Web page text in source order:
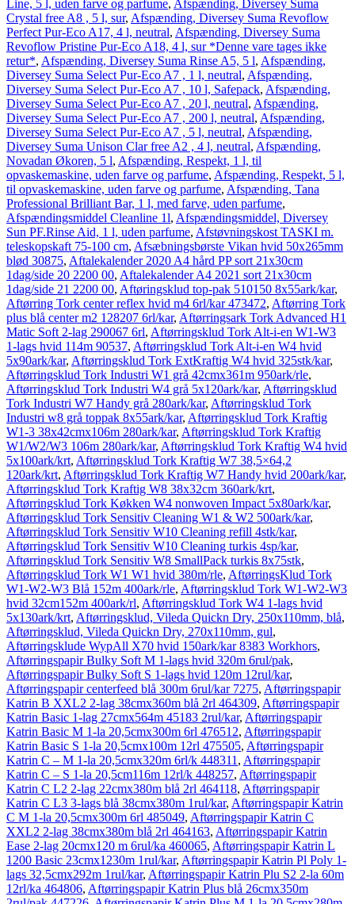
Line, 5 l, uden farve og parfume, Afspænding, Diversey Suma
Crystal free A8 , 5 l, sur, Afspænding, Diversey Suma Revoflow
Perfect Pur-Eco A17, 4 l, neutral, Afspænding, Diversey Suma
Revoflow Pristine Pur-Eco A18, 4 l, sur *Denne vare tages ikke
retur*, Afspænding, Diversey Suma Rinse A5, 5 l, Afspænding,
Diversey Suma Select Pur-Eco A7 , 1 l, neutral, Afspænding,
Diversey Suma Select Pur-Eco A7 , 10 l, Safepack, Afspænding,
Diversey Suma Select Pur-Eco A7 , 20 l, neutral, Afspænding,
Diversey Suma Select Pur-Eco A7 , 200 l, neutral, Afspænding,
Diversey Suma Select Pur-Eco A7 , 5 l, neutral, Afspænding,
Diversey Suma Unison Clar free A2 , 4 l, neutral, Afspænding,
Novadan Økoren, 5 l, Afspænding, Respekt, 1 l, til
opvaskemaskine, uden farve og parfume, Afspænding, Respekt, 5 l,
til opvaskemaskine, uden farve og parfume, Afspænding, Tana
Professional Brilliant Bar, 1 l, med farve, uden parfume,
Afspændingsmiddel Cleanline 1l, Afspændingsmiddel, Diversey
Sun PF.Rinse Aid, 1 l, uden parfume, Afstøvningskost TASKI m.
teleskopskaft 75-100 cm, Afsæbningsbørste Vikan hvid 50x265mm
blød 30875, Aftalekalender 2020 A4 hård PP sort 21x30cm
1dag/side 20 2200 00, Aftalekalender A4 2021 sort 21x30cm
1dag/side 21 2200 00, Aftøringsklud top-pak 510150 8x55ark/kar,
Aftørring Tork center reflex hvid m4 6rl/kar 473472, Aftørring Tork
plus blå center m2 128207 6rl/kar, Aftørringsark Tork Advanced H1
Matic Soft 2-lag 290067 6rl, Aftørringsklud Tork Alt-i-en W1-W3
1-lags hvid 114m 90537, Aftørringsklud Tork Alt-i-en W4 hvid
5x90ark/kar, Aftørringsklud Tork ExtKraftig W4 hvid 325stk/kar,
Aftørringsklud Tork Industri W1 grå 42cmx361m 950ark/rle,
Aftørringsklud Tork Industri W4 grå 5x120ark/kar, Aftørringsklud
Tork Industri W7 Handy grå 280ark/kar, Aftørringsklud Tork
Industri w8 grå toppak 8x55ark/kar, Aftørringsklud Tork Kraftig
W1-3 38x42cmx106m 280ark/kar, Aftørringsklud Tork Kraftig
W1/W2/W3 106m 280ark/kar, Aftørringsklud Tork Kraftig W4 hvid
5x100ark/krt, Aftørringsklud Tork Kraftig W7 38,5×64,2
120ark/krt, Aftørringsklud Tork Kraftig W7 Handy hvid 200ark/kar,
Aftørringsklud Tork Kraftig W8 38x32cm 360ark/krt,
Aftørringsklud Tork Køkken W4 nonwoven Impact 5x80ark/kar,
Aftørringsklud Tork Sensitiv Cleaning W1 & W2 500ark/kar,
Aftørringsklud Tork Sensitiv W10 Cleaning refill 4stk/kar,
Aftørringsklud Tork Sensitiv W10 Cleaning turkis 4sp/kar,
Aftørringsklud Tork Sensitiv W8 SmallPack turkis 8x75stk,
Aftørringsklud Tork W1 W1 hvid 380m/rle, AftørringsKlud Tork
W1-W2-W3 Blå 152m 400ark/rle, Aftørringsklud Tork W1-W2-W3
hvid 32cm152m 400ark/rl, Aftørringsklud Tork W4 1-lags hvid
5x130ark/krt, Aftørringsklud, Vileda Quickn Dry, 250x110mm, blå,
Aftørringsklud, Vileda Quickn Dry, 270x110mm, gul,
Aftørringsklude WypAll X70 hvid 150ark/kar 8383 Workhors,
Aftørringspapir Bulky Soft M 1-lags hvid 320m 6rul/pak,
Aftørringspapir Bulky Soft S 1-lags hvid 120m 12rul/kar,
Aftørringspapir centerfeed blå 300m 6rul/kar 7275, Aftørringspapir
Katrin B XXL2 2-lag 38cmx360m blå 2rl 464309, Aftørringspapir
Katrin Basic 1-lag 27cmx564m 45183 2rul/kar, Aftørringspapir
Katrin Basic M 1-la 20,5cmx300m 6rl 476512, Aftørringspapir
Katrin Basic S 1-la 20,5cmx100m 12rl 475505, Aftørringspapir
Katrin C – M 1-la 20,5cmx320m 6rl/k 448311 , Aftørringspapir
Katrin C – S 1-la 20,5cm116m 12rl/k 448257, Aftørringspapir
Katrin C L2 2-lag 22cmx380m blå 2rl 464118, Aftørringspapir
Katrin C L3 3-lags blå 38cmx380m 1rul/kar, Aftørringspapir Katrin
C M 1-la 20,5cmx300m 6rl 485049, Aftørringspapir Katrin C
XXL2 2-lag 38cmx380m blå 2rl 464163, Aftørringspapir Katrin
Ease 2-lag 20cmx120 m 6rul/ka 460065, Aftørringspapir Katrin L
1200 Basic 23cmx1230m 1rul/kar, Aftørringspapir Katrin Pl Poly 1-
lags 32,5cmx292m 1rul/kar, Aftørringspapir Katrin Plu S2 2-la 60m
12rl/ka 464806, Aftørringspapir Katrin Plus blå 26cmx350m